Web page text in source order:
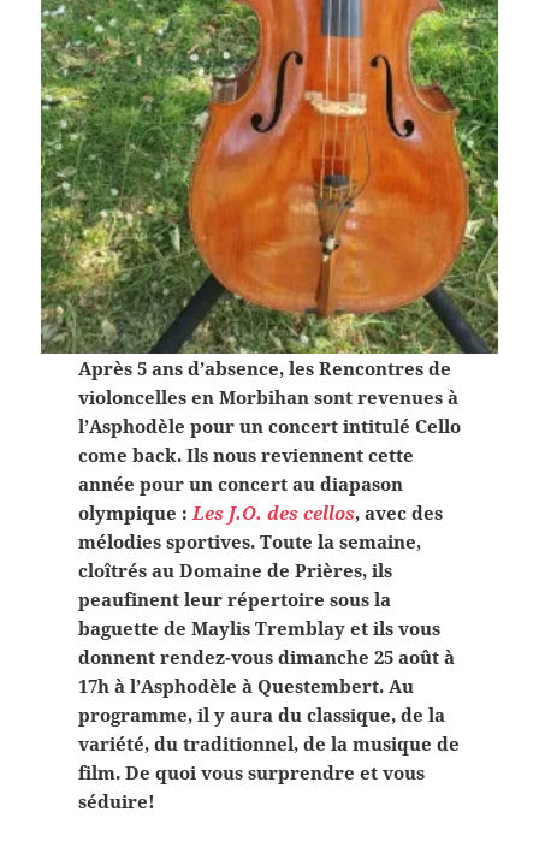
Après 5 ans d’absence, les Rencontres de
violoncelles en Morbihan sont revenues à
l’Asphodèle pour un concert intitulé Cello
come back. Ils nous reviennent cette
année pour un concert au diapason
olympique : Les J.O. des cellos, avec des
mélodies sportives. Toute la semaine,
cloîtrés au Domaine de Prières, ils
peaufinent leur répertoire sous la
baguette de Maylis Tremblay et ils vous
donnent rendez-vous dimanche 25 août à
17h à l’Asphodèle à Questembert. Au
programme, il y aura du classique, de la
variété, du traditionnel, de la musique de
film. De quoi vous surprendre et vous
séduire!